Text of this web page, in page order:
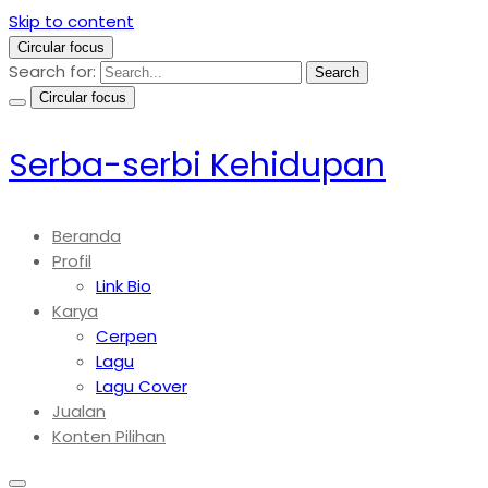
Skip to content
Circular focus
Search for:
Search
Circular focus
Serba-serbi Kehidupan
Beranda
Profil
Link Bio
Karya
Cerpen
Lagu
Lagu Cover
Jualan
Konten Pilihan